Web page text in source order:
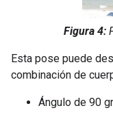
Figura 4:
Esta pose puede
combinación de
Ángulo de 90